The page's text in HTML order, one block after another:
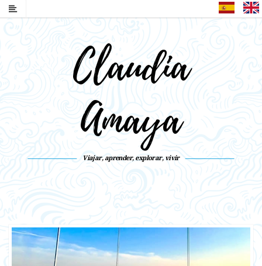
Español
Claudia
Amaya
Viajar, aprender, explorar, vivir